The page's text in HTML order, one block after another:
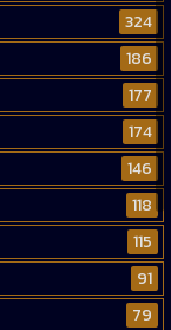
324
186
177
174
146
118
115
91
79